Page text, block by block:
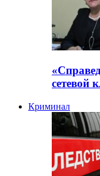
сетевой
Криминал